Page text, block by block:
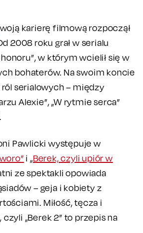
karierę filmową rozpoczął
2008 roku grał w serialu
w którym wcielił się w
bohaterów. Na swoim koncie
serialowych – między
Alexie”, „W rytmie serca”
Pawlicki występuje w
i „Berek, czyli upiór w
ze spektakli opowiada
– geja i kobiety z
Miłość, tęcza i
„Berek 2” to przepis na